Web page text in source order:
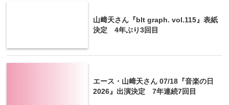
山﨑天さん『blt graph. vol.115』表紙
決定 4年ぶり3回目
エース・山﨑天さん 07/18『音楽の日
2026』出演決定 7年連続7回目